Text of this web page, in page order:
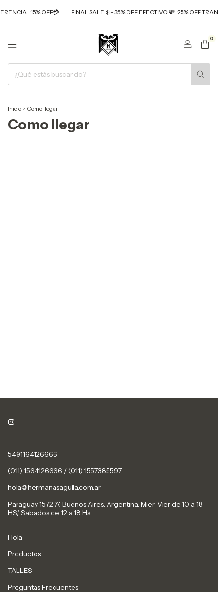
. 15% OFF💳 FINAL SALE ❄️ - 35% OFF EFECTIVO 💸. 25% OFF
0
Inicio > Como llegar
Como llegar
5491164126666
(011) 1564126666 / (011) 1557385597
hola@hermanasaguila.com.ar
Paraguay 1572 'A', Buenos Aires. Argentina. Mier-Vier de 10 a 18
HS/ Sabados de 12 a 18 Hs
Hola
Productos
TALLES
Preguntas Frecuentes